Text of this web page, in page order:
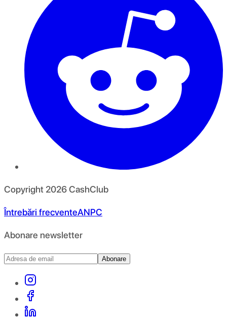
Copyright 2026CashClub
Întrebări frecventeANPC
Abonare newsletter
Abonare